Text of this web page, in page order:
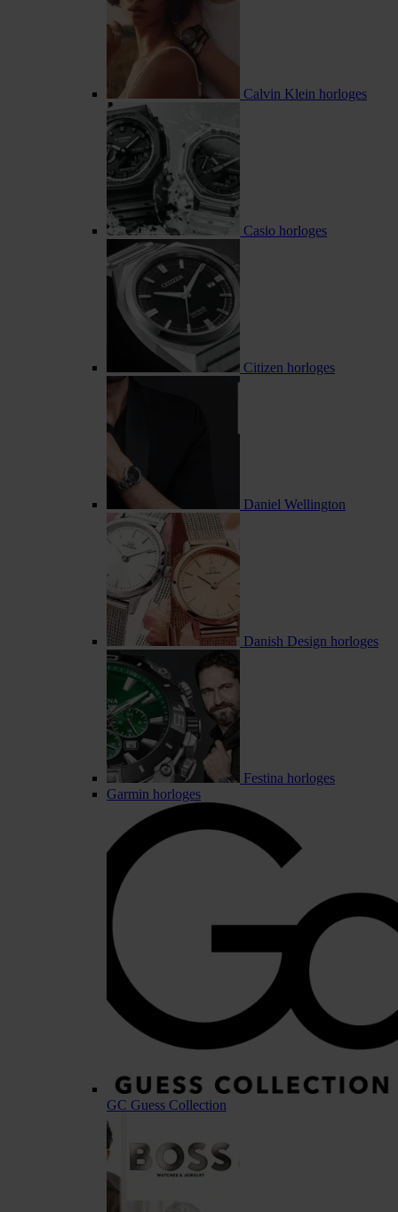
Calvin Klein horloges
Casio horloges
Citizen horloges
Daniel Wellington
Danish Design horloges
Festina horloges
Garmin horloges
GC Guess Collection